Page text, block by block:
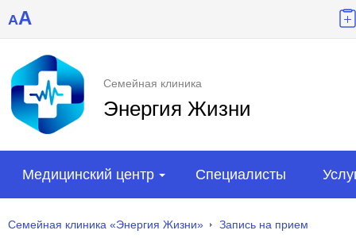
AA
Семейная клиника
Энергия Жизни
Медицинский центр Специалисты
Семейная клиника «Энергия Жизни» Запись на прием